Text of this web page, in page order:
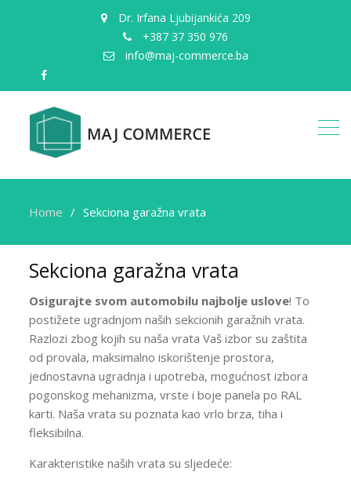
Dr. Irfana Ljubijankića 209
+387 37 350 976
info@maj-commerce.ba
Home Sekciona garažna vrata
Sekciona garažna vrata
Osigurajte svom automobilu najbolje uslove! To
postižete ugradnjom naših sekcionih garažnih vrata.
Razlozi zbog kojih su naša vrata Vaš izbor su zaštita
od provala, maksimalno iskorištenje prostora,
jednostavna ugradnja i upotreba, mogućnost izbora
pogonskog mehanizma, vrste i boje panela po RAL
karti. Naša vrata su poznata kao vrlo brza, tiha i
fleksibilna.
Karakteristike naših vrata su sljedeće: